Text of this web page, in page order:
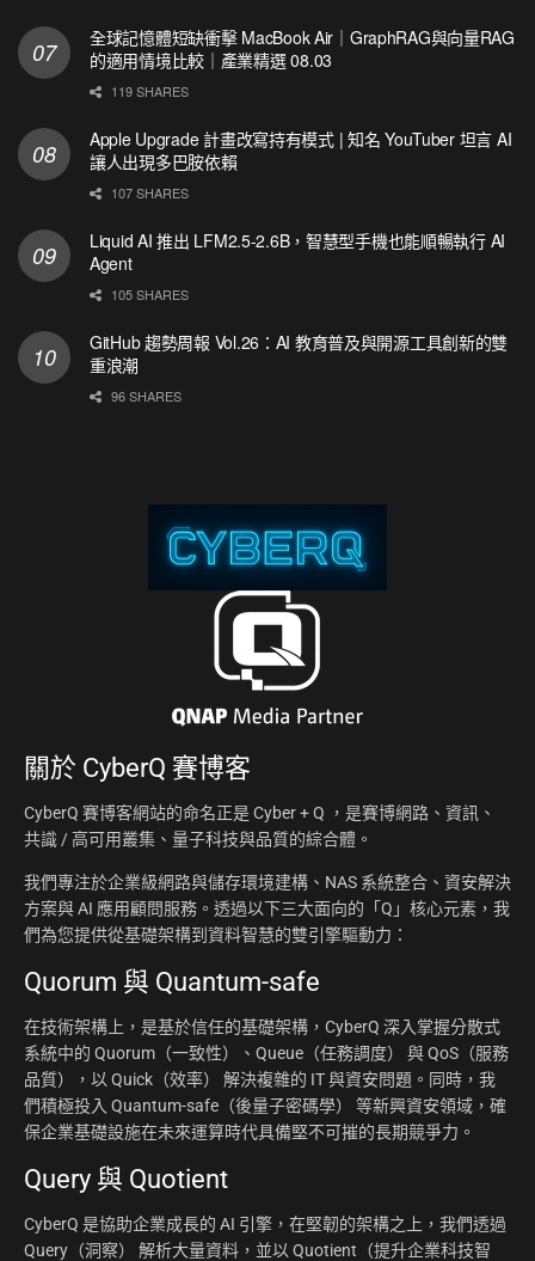
全球記憶體短缺衝擊 MacBook Air｜GraphRAG與向量RAG
的適用情境比較｜產業精選 08.03
119 SHARES
Apple Upgrade 計畫改寫持有模式 | 知名 YouTuber 坦言 AI
讓人出現多巴胺依賴
107 SHARES
Liquid AI 推出 LFM2.5-2.6B，智慧型手機也能順暢執行 AI
Agent
105 SHARES
GitHub 趨勢周報 Vol.26：AI 教育普及與開源工具創新的雙
重浪潮
96 SHARES
關於 CyberQ 賽博客
CyberQ 賽博客網站的命名正是 Cyber + Q ，是賽博網路、資訊、
共識 / 高可用叢集、量子科技與品質的綜合體。
我們專注於企業級網路與儲存環境建構、NAS 系統整合、資安解決
方案與 AI 應用顧問服務。透過以下三大面向的「Q」核心元素，我
們為您提供從基礎架構到資料智慧的雙引擎驅動力：
Quorum 與 Quantum-safe
在技術架構上，是基於信任的基礎架構，CyberQ 深入掌握分散式
系統中的 Quorum（一致性）、Queue（任務調度） 與 QoS（服務
品質），以 Quick（效率） 解決複雜的 IT 與資安問題。同時，我
們積極投入 Quantum-safe（後量子密碼學） 等新興資安領域，確
保企業基礎設施在未來運算時代具備堅不可摧的長期競爭力。
Query 與 Quotient
CyberQ 是協助企業成長的 AI 引擎，在堅韌的架構之上，我們透過
Query（洞察） 解析大量資料，並以 Quotient（提升企業科技智